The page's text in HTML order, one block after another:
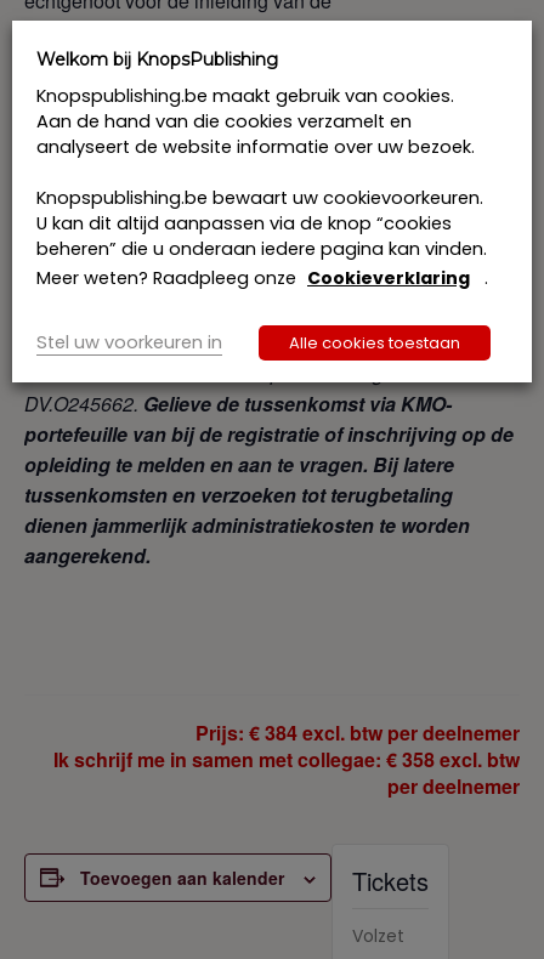
Wat is de verhouding tussen de preferentiële toewijzing
en het recht op terugname na inbreng?
Programma
Opleiding enkel toegankelijk voor notarissen, kandidaat-
notarissen, notariële stagiairs, medewerkers en
advocaten. Het aantal deelnemers is beperkt om
doelgerichte interactie met de sprekers mogelijk te maken.
het systeem van de KMO-portefeuille. Het
DV.O245662. Gelieve de tussenkomst via KMO-
portefeuille van bij de registratie of inschrijving op de
opleiding te melden en aan te vragen. Bij latere
tussenkomsten en verzoeken tot terugbetaling
dienen jammerlijk administratiekosten te worden
aangerekend.
Prijs: € 384 excl. btw per deelnemer
Ik schrijf me in samen met collegae: € 358 excl. btw
per deelnemer
Toevoegen aan kalender Tickets
Volzet
Welkom bij KnopsPublishing
Knopspublishing.be maakt gebruik van cookies.
Aan de hand van die cookies verzamelt en
analyseert de website informatie over uw bezoek.
Knopspublishing.be bewaart uw cookievoorkeuren.
U kan dit altijd aanpassen via de knop “cookies
beheren” die u onderaan iedere pagina kan vinden.
Meer weten? Raadpleeg onze Cookieverklaring .
Stel uw voorkeuren in Alle cookies toestaan